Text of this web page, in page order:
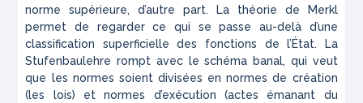
norme supérieure, d’autre part. La théorie de Merkl
permet de regarder ce qui se passe au-delà d’une
classification superficielle des fonctions de l’État. La
Stufenbaulehre rompt avec le schéma banal, qui veut
que les normes soient divisées en normes de création
(les lois) et normes d’exécution (actes émanant du